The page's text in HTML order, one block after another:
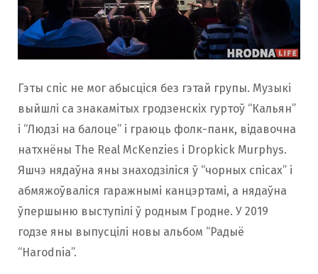
Гэты спіс не мог абысціся без гэтай групы. Музыкі
выйшлі са знакамітых гродзенскіх гуртоў “Кальян”
і “Людзі на балоце” і граюць фолк-панк, відавочна
натхнёны The Real McKenzies і Dropkick Murphys.
Яшчэ нядаўна яны знаходзіліся ў “чорных спісах” і
абмяжоўваліся гаражнымі канцэртамі, а нядаўна
ўпершыню выступілі ў родным Гродне. У 2019
годзе яны выпусцілі новы альбом “Радыё
“Harodnia”.